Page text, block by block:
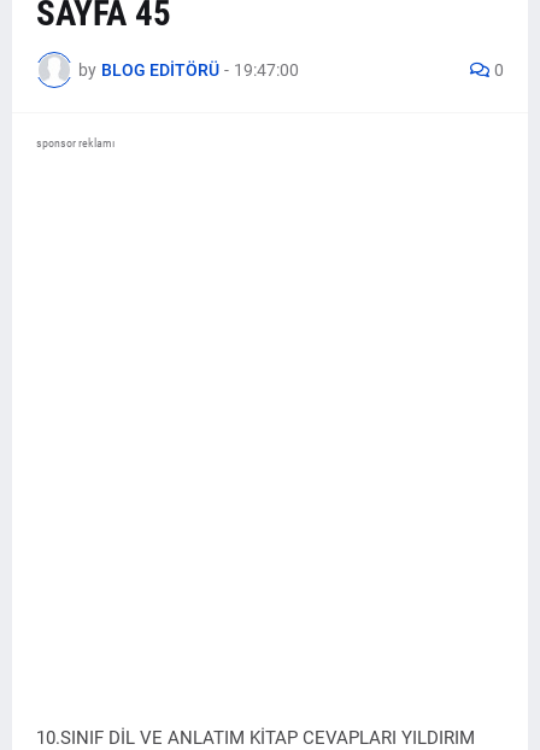
SAYFA 45
by BLOG EDİTÖRÜ - 19:47:00 0
sponsor reklamı
10.SINIF DİL VE ANLATIM KİTAP CEVAPLARI YILDIRIM